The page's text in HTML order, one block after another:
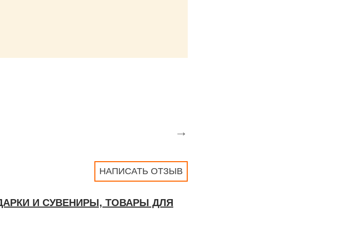
→
НАПИСАТЬ ОТЗЫВ
И СУВЕНИРЫ, ТОВАРЫ ДЛЯ